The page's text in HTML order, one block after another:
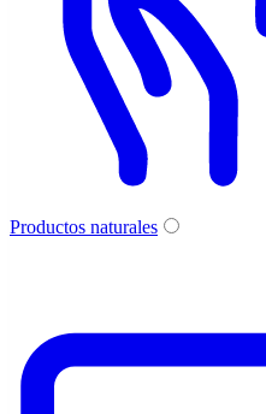
Productos naturales